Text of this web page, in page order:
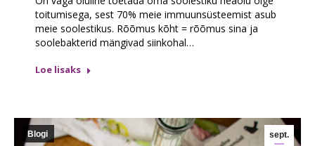
toitumisega, sest 70% meie immuunsüsteemist asub
meie soolestikus. Rõõmus kõht = rõõmus sina ja
soolebakterid mängivad siinkohal…
Loe lisaks
sept.
Blogi